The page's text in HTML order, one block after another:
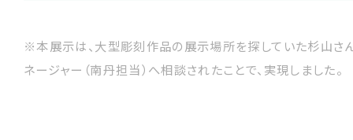
※本展示は、大型彫刻作品の展示場所を探していた杉山さ
ネージャー（南丹担当）へ相談されたことで、実現しました。